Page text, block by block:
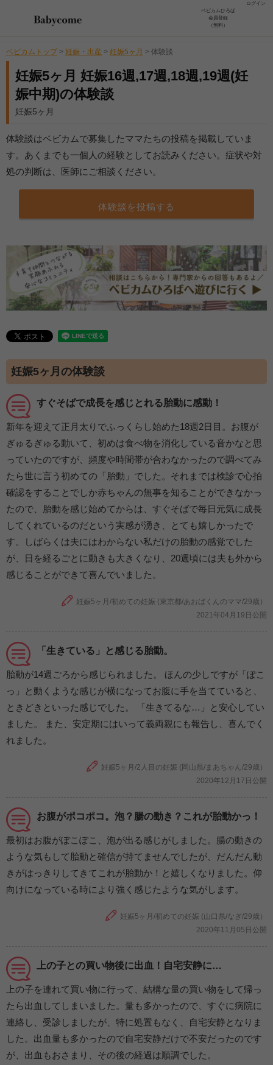
ログイン
ベビカムひろば
会員登録
（無料）
ベビカムトップ > 妊娠・出産 > 妊娠5ヶ月 > 体験談
妊娠5ヶ月 妊娠16週,17週,18週,19週(妊
娠中期)の体験談
妊娠5ヶ月
体験談はベビカムで募集したママたちの投稿を掲載していま
す。あくまでも一個人の経験としてお読みください。症状や対
処の判断は、医師にご相談ください。
体験談を投稿する
妊娠5ヶ月の体験談
すぐそばで成長を感じとれる胎動に感動！
新年を迎えて正月太りでふっくらし始めた18週2日目。お腹が
ぎゅるぎゅる動いて、初めは食べ物を消化している音かなと思
っていたのですが、頻度や時間帯が合わなかったので調べてみ
たら世に言う初めての「胎動」でした。それまでは検診で心拍
確認をすることでしか赤ちゃんの無事を知ることができなかっ
たので、胎動を感じ始めてからは、すぐそばで毎日元気に成長
してくれているのだという実感が湧き、とても嬉しかったで
す。しばらくは夫にはわからない私だけの胎動の感覚でした
が、日を経るごとに動きも大きくなり、20週頃には夫も外から
感じることができて喜んでいました。
妊娠5ヶ月/初めての妊娠 (東京都/あおばくんのママ/29歳）
2021年04月19日公開
「生きている」と感じる胎動。
胎動が14週ごろから感じられました。 ほんの少しですが「ぽこ
っ」と動くような感じが横になってお腹に手を当てていると、
ときどきといった感じでした。 「生きてるな…」と安心してい
ました。 また、安定期にはいって義両親にも報告し、喜んでく
れました。
妊娠5ヶ月/2人目の妊娠 (岡山県/まあちゃん/29歳）
2020年12月17日公開
お腹がポコポコ。泡？腸の動き？これが胎動かっ！
最初はお腹がぽこぽこ、泡が出る感じがしました。腸の動きの
ような気もして胎動と確信が持てませんでしたが、だんだん動
きがはっきりしてきてこれが胎動か！と嬉しくなりました。仰
向けになっている時により強く感じたような気がします。
妊娠5ヶ月/初めての妊娠 (山口県/なぎ/29歳）
2020年11月05日公開
上の子との買い物後に出血！自宅安静に…
上の子を連れて買い物に行って、結構な量の買い物をして帰っ
たら出血してしまいました。量も多かったので、すぐに病院に
連絡し、受診しましたが、特に処置もなく、自宅安静となりま
した。出血量も多かったので自宅安静だけで不安だったのです
が、出血もおさまり、その後の経過は順調でした。